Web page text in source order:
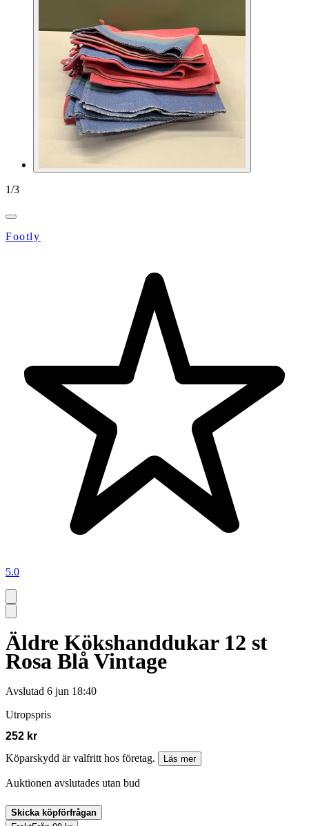
1/3
Footly
5.0
Äldre Kökshanddukar 12 st
Rosa Blå Vintage
Avslutad 6 jun 18:40
Utropspris
252 kr
Köparskydd är valfritt hos företag.
Läs mer
Auktionen avslutades utan bud
Skicka köpförfrågan